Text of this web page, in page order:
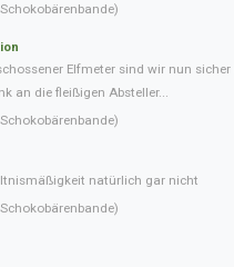
Elfmeter sind wir nun sicher
an die fleißigen Absteller...
natürlich gar nicht